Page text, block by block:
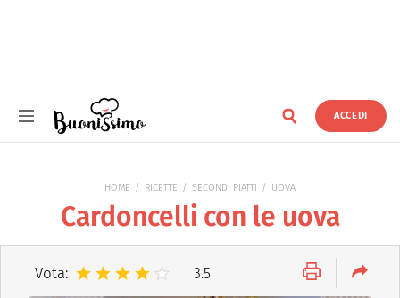
ACCEDI
HOME RICETTE SECONDI PIATTI UOVA
Cardoncelli con le uova
Vota: 3.5